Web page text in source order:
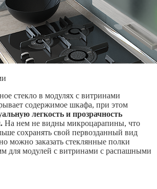
стекло в модулях с витринами
содержимое шкафа, при этом
легкость и прозрачность
На нем не видны микроцарапины, что
сохранять свой первозданный вид
можно заказать стеклянные полки
для модулей с витринами с распашными